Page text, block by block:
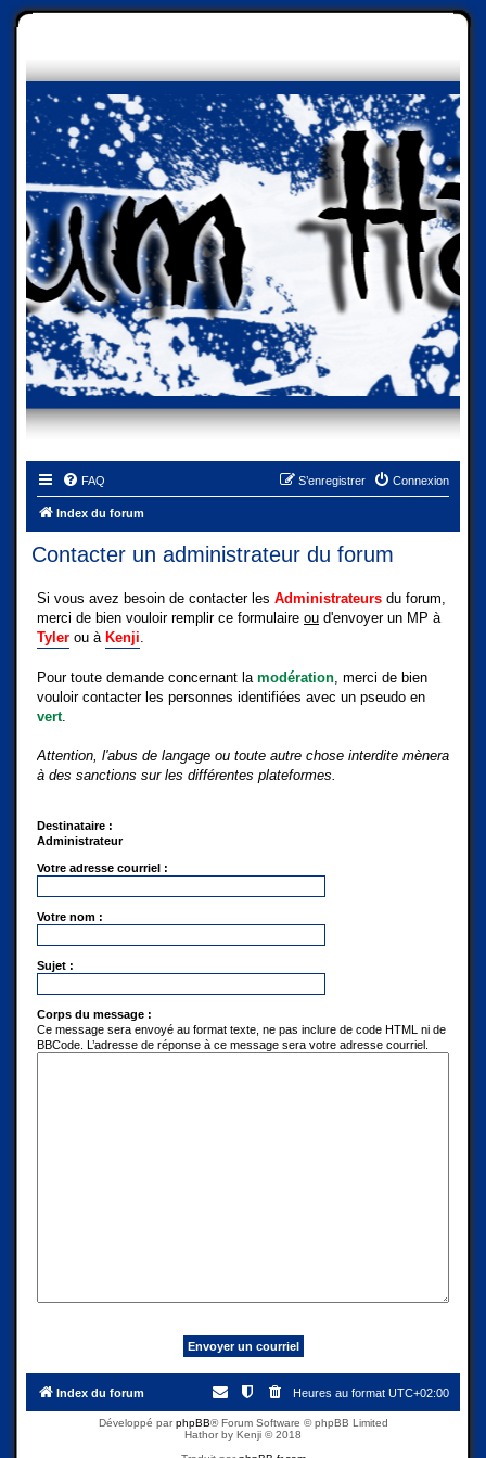
FAQ Connexion
S’enregistrer
Index du forum
Contacter un administrateur du forum
Si vous avez besoin de contacter les Administrateurs du forum,
merci de bien vouloir remplir ce formulaire ou d'envoyer un MP à
Tyler ou à Kenji.
Pour toute demande concernant la modération, merci de bien
vouloir contacter les personnes identifiées avec un pseudo en
vert.
Attention, l'abus de langage ou toute autre chose interdite mènera
à des sanctions sur les différentes plateformes.
Destinataire :
Administrateur
Votre adresse courriel :
Votre nom :
Sujet :
Corps du message :
Ce message sera envoyé au format texte, ne pas inclure de code HTML ni de
BBCode. L’adresse de réponse à ce message sera votre adresse courriel.
Index du forum Heures au format UTC+02:00
Développé parphpBB® Forum Software © phpBB Limited
Hathor by Kenji © 2018